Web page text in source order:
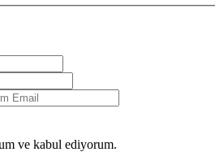
ve kabul ediyorum.